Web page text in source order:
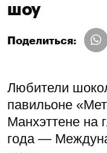
шоу
Поделиться:
Любители
павильоне
Манхэттене на
года —